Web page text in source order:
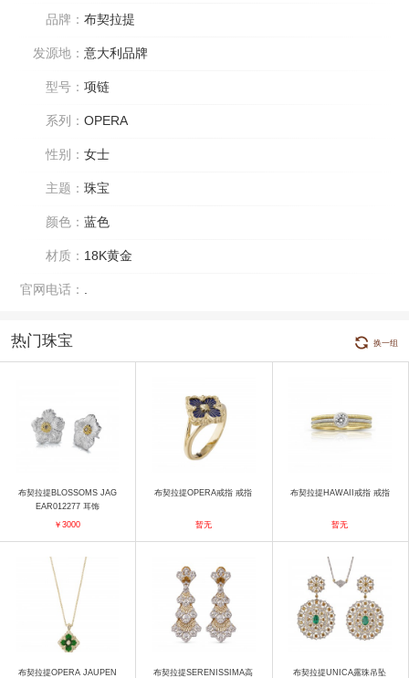
品牌： 布契拉提
发源地： 意大利品牌
型号： 项链
系列： OPERA
性别： 女士
主题： 珠宝
颜色： 蓝色
材质： 18K黄金
官网电话：
热门珠宝 换一组
布契拉提BLOSSOMS JAG
EAR012277 耳饰
￥3000
布契拉提OPERA戒指 戒指
暂无
布契拉提HAWAII戒指 戒指
暂无
布契拉提OPERA JAUPEN 布契拉提SERENISSIMA高 布契拉提UNICA露珠吊坠